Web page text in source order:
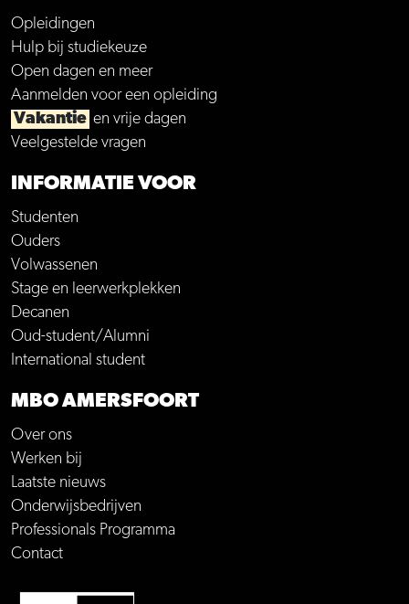
Opleidingen
Hulp bij studiekeuze
Open dagen en meer
Aanmelden voor een opleiding
Vakantie en vrije dagen
Veelgestelde vragen
INFORMATIE VOOR
Studenten
Ouders
Volwassenen
Stage en leerwerkplekken
Decanen
Oud-student/Alumni
International student
MBO AMERSFOORT
Over ons
Werken bij
Laatste nieuws
Onderwijsbedrijven
Professionals Programma
Contact